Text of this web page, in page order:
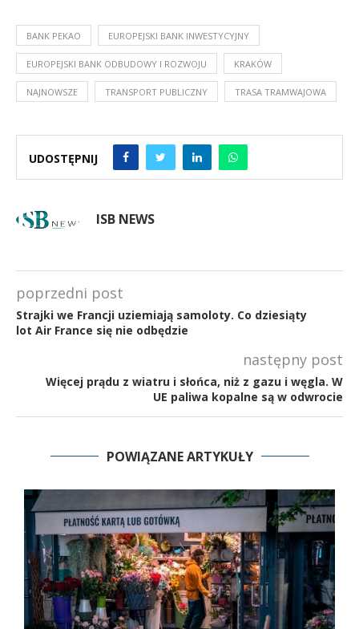
BANK PEKAO EUROPEJSKI BANK INWESTYCYJNY
EUROPEJSKI BANK ODBUDOWY I ROZWOJU KRAKÓW
NAJNOWSZE TRANSPORT PUBLICZNY TRASA TRAMWAJOWA
UDOSTĘPNIJ
ISB NEWS
poprzedni post
Strajki we Francji uziemiają samoloty. Co dziesiąty
lot Air France się nie odbędzie
następny post
Więcej prądu z wiatru i słońca, niż z gazu i węgla. W
UE paliwa kopalne są w odwrocie
POWIĄZANE ARTYKUŁY